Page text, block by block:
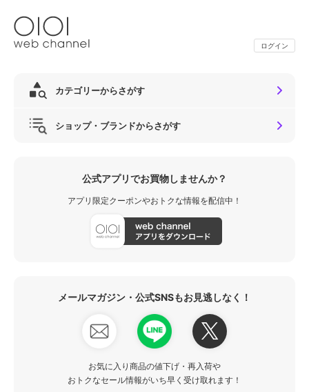
ログイン
カテゴリーからさがす
ショップ・ブランドからさがす
公式アプリでお買物しませんか？
アプリ限定クーポンやおトクな情報を配信中！
メールマガジン・公式SNSもお見逃しなく！
お気に入り商品の値下げ・再入荷や
おトクなセール情報がいち早く受け取れます！